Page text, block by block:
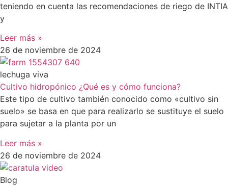
teniendo en cuenta las recomendaciones de riego de INTIA
y
Leer más »
26 de noviembre de 2024
lechuga viva
Cultivo hidropónico ¿Qué es y cómo funciona?
Este tipo de cultivo también conocido como «cultivo sin
suelo» se basa en que para realizarlo se sustituye el suelo
para sujetar a la planta por un
Leer más »
26 de noviembre de 2024
Blog